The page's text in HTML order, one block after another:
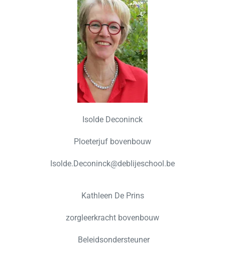
Isolde Deconinck
Ploeterjuf bovenbouw
Isolde.Deconinck@deblijeschool.be
Kathleen De Prins
zorgleerkracht bovenbouw
Beleidsondersteuner